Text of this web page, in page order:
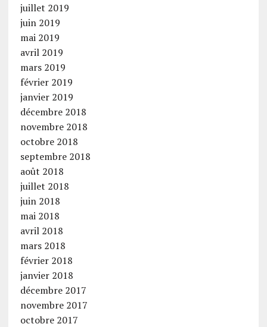
juillet 2019
juin 2019
mai 2019
avril 2019
mars 2019
février 2019
janvier 2019
décembre 2018
novembre 2018
octobre 2018
septembre 2018
août 2018
juillet 2018
juin 2018
mai 2018
avril 2018
mars 2018
février 2018
janvier 2018
décembre 2017
novembre 2017
octobre 2017